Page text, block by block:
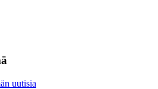
uutisia